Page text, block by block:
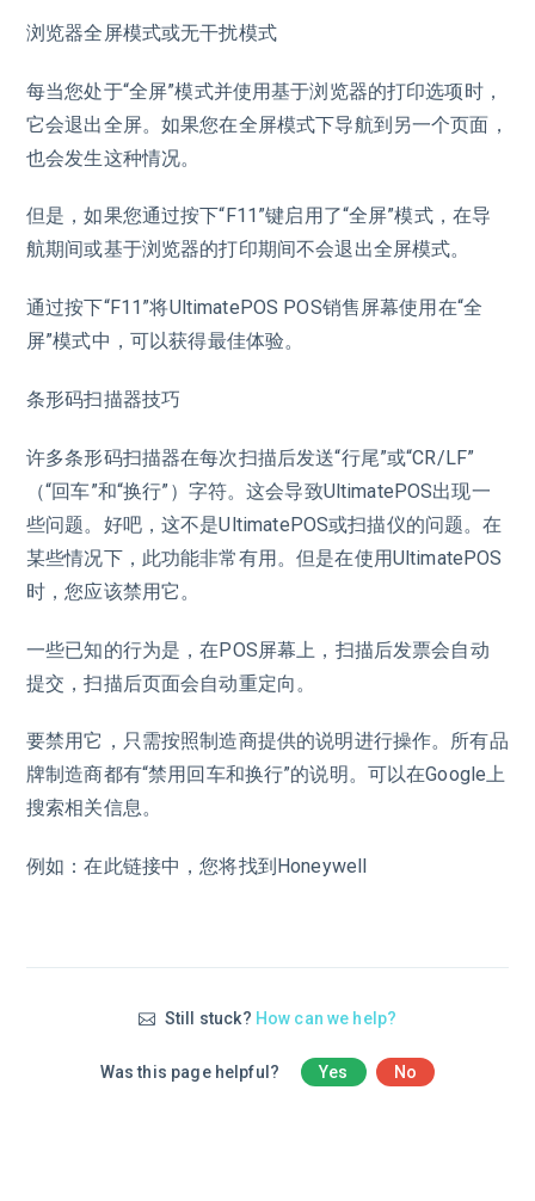
浏览器全屏模式或无干扰模式
每当您处于“全屏”模式并使用基于浏览器的打印选项时，
它会退出全屏。如果您在全屏模式下导航到另一个页面，
也会发生这种情况。
但是，如果您通过按下“F11”键启用了“全屏”模式，在导
航期间或基于浏览器的打印期间不会退出全屏模式。
通过按下“F11”将UltimatePOS POS销售屏幕使用在“全
屏”模式中，可以获得最佳体验。
条形码扫描器技巧
许多条形码扫描器在每次扫描后发送“行尾”或“CR/LF”
（“回车”和“换行”）字符。这会导致UltimatePOS出现一
些问题。好吧，这不是UltimatePOS或扫描仪的问题。在
某些情况下，此功能非常有用。但是在使用UltimatePOS
时，您应该禁用它。
一些已知的行为是，在POS屏幕上，扫描后发票会自动
提交，扫描后页面会自动重定向。
要禁用它，只需按照制造商提供的说明进行操作。所有品
牌制造商都有“禁用回车和换行”的说明。可以在Google上
搜索相关信息。
例如：在此链接中，您将找到Honeywell
Still stuck? How can we help?
Was this page helpful? Yes No